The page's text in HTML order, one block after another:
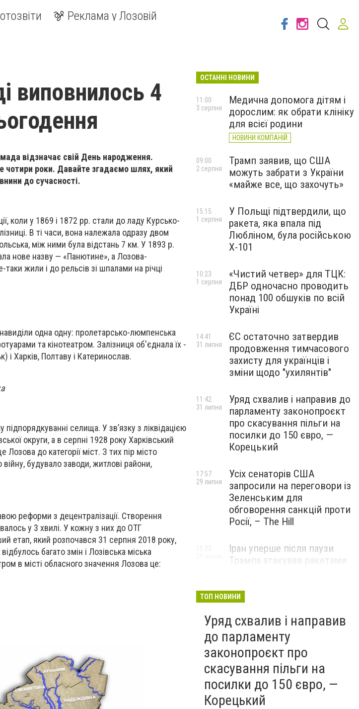
Реклама у Лозовій
виповнилось 4
відзначає свій День народження.
чотири роки. Давайте згадаємо шлях, який
до сучасності.
коли у 1869 і 1872 рр. стали до ладу Курсько-
В ті часи, вона належала одразу двом
між ними була відстань 7 км. У 1893 р.
нове назву — «Панютине», а Лозова-
жили і до рельсів зі шпалами на річці
одна одну: пролетарсько-люмпенська
та кінотеатром. Залізниця об'єднала їх -
і Харків, Полтаву і Катеринослав.
селища. У зв’язку з ліквідацією
округи, а в серпні 1928 року Харківський
до категорії міст. З тих пір місто
будувало заводи, житлові райони,
реформи з децентралізації. Створення
у 3 хвилі. У кожну з них до ОТГ
етап, який розпочався 31 серпня 2018 року,
багато змін і Лозівська міська
в місті обласного значення Лозова це:
ОСТАННІ НОВИНИ
Медична допомога дітям і
дорослим: як обрати клініку
для всієї родини
НОВИНИ КОМПАНІЙ
11:00
3 серпня
Трамп заявив, що США
можуть забрати з України
«майже все, що захочуть»
09:00
2 серпня
У Польщі підтвердили, що
ракета, яка впала під
Любліном, була російською
Х-101
15:15
1 серпня
«Чистий четвер» для ТЦК:
ДБР одночасно проводить
понад 100 обшуків по всій
Україні
10:23
1 серпня
ЄС остаточно затвердив
продовження тимчасового
захисту для українців і
зміни щодо "ухилянтів"
14:41
31 липня
Уряд схвалив і направив до
парламенту законопроєкт
про скасування пільги на
посилки до 150 євро, —
Корецький
11:42
31 липня
Усіх сенаторів США
запросили на переговори із
Зеленським для
обговорення санкцій проти
Росії, – The Hill
17:57
29 липня
Іран уперше після паузи
Трампа атакував ракетами
15:23
ТОП НОВИНИ
Уряд схвалив і направив
до парламенту
законопроєкт про
скасування пільги на
посилки до 150 євро, —
Корецький